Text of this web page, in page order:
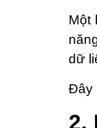
Một
dữ
Đây
2.